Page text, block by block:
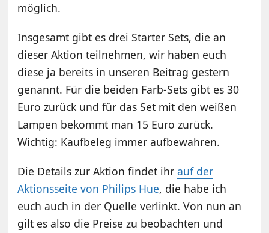
möglich.
Insgesamt gibt es drei Starter Sets, die an
dieser Aktion teilnehmen, wir haben euch
diese ja bereits in unseren Beitrag gestern
genannt. Für die beiden Farb-Sets gibt es 30
Euro zurück und für das Set mit den weißen
Lampen bekommt man 15 Euro zurück.
Wichtig: Kaufbeleg immer aufbewahren.
Die Details zur Aktion findet ihrauf der
Aktionsseite von Philips Hue, die habe ich
euch auch in der Quelle verlinkt. Von nun an
gilt es also die Preise zu beobachten und